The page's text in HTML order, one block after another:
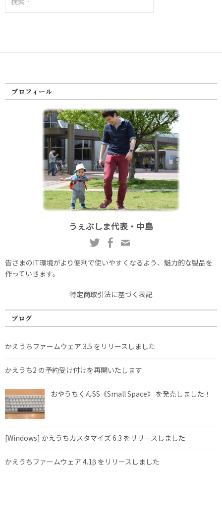
索:
プロフィール
うぇぶしま代表・中島
皆さまのIT環境がより便利で使いやすくなるよう、魅力的な製品を
作っていきます。
特定商取引法に基づく表記
ブログ
かえうちファームウェア 3.5 をリリースしました
かえうち2 の予約受け付けを再開いたします
おやうちくんSS《Small Space》 を発売しました！
[Windows] かえうちカスタマイズ 6.3 をリリースしました
かえうちファームウェア 4.1β をリリースしました